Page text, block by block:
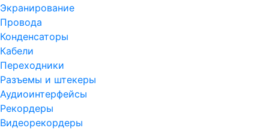
Экранирование
Провода
Конденсаторы
Кабели
Переходники
Разъемы и штекеры
Аудиоинтерфейсы
Рекордеры
Видеорекордеры